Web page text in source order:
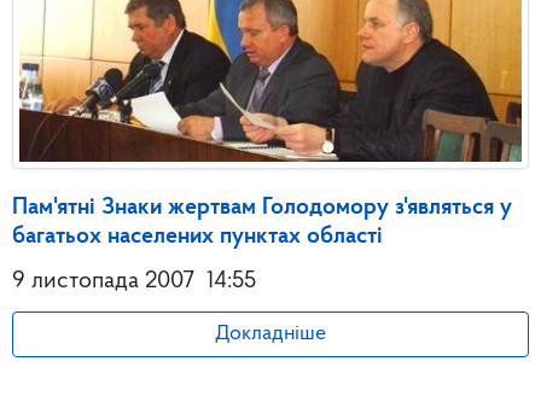
Пам'ятні Знаки жертвам Голодомору з'являться у
багатьох населених пунктах області
9 листопада 2007
14:55
Докладніше